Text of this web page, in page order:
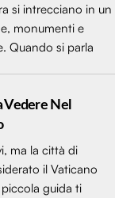
si intrecciano in un
monumenti e
Quando si parla
Vedere Nel
ma la città di
il Vaticano
guida ti